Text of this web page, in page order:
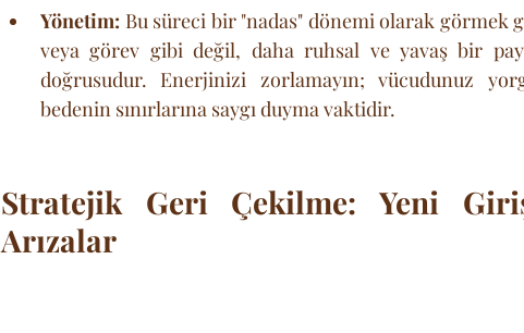
Yönetim: Bu süreci bir "nadas" dönemi olarak
veya görev gibi değil, daha ruhsal ve yavaş bir
doğrusudur. Enerjinizi zorlamayın; vücudunuz
bedenin sınırlarına saygı duyma vaktidir.
Stratejik Geri Çekilme: Yeni
Arızalar